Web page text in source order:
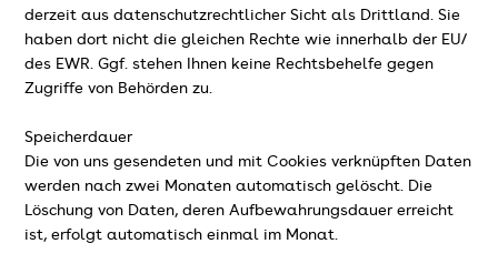
derzeit aus datenschutzrechtlicher Sicht als Drittland. Sie
haben dort nicht die gleichen Rechte wie innerhalb der EU/
des EWR. Ggf. stehen Ihnen keine Rechtsbehelfe gegen
Zugriffe von Behörden zu.
Speicherdauer
Die von uns gesendeten und mit Cookies verknüpften Daten
werden nach zwei Monaten automatisch gelöscht. Die
Löschung von Daten, deren Aufbewahrungsdauer erreicht
ist, erfolgt automatisch einmal im Monat.